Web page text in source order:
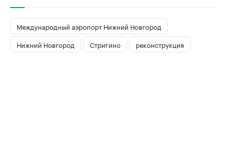
Международный аэропорт Нижний Новгород
Нижний Новгород
Стригино реконструкция